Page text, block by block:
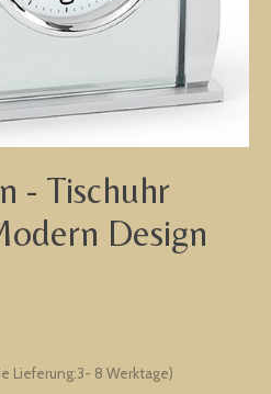
- Tischuhr
Design
Lieferung:3- 8 Werktage)